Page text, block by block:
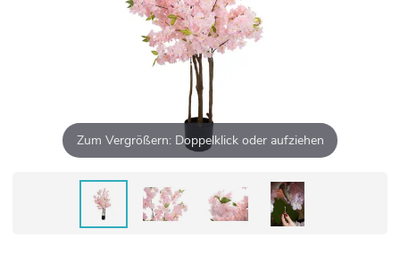
Zum Vergrößern: Doppelklick oder aufziehen